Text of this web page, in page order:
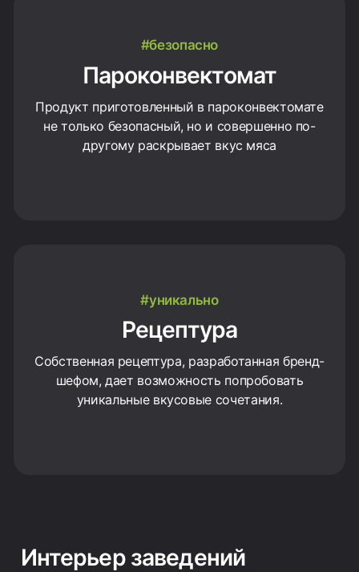
#безопасно
Пароконвектомат
Продукт приготовленный в пароконвектомате
не только безопасный, но и совершенно по-
другому раскрывает вкус мяса
#уникально
Рецептура
Собственная рецептура, разработанная бренд-
шефом, дает возможность попробовать
уникальные вкусовые сочетания.
Интерьер заведений